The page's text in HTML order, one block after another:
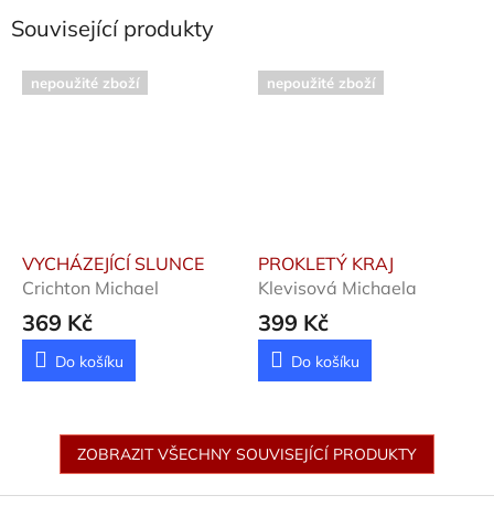
Související produkty
nepoužité zboží
VYCHÁZEJÍCÍ SLUNCE
Crichton Michael
369 Kč
Do košíku
nepoužité zboží
PROKLETÝ KRAJ
Klevisová Michaela
399 Kč
Do košíku
ZOBRAZIT VŠECHNY SOUVISEJÍCÍ PRODUKTY